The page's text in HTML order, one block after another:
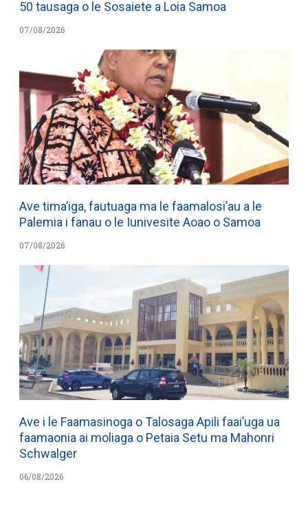
50 tausaga o le Sosaiete a Loia Samoa
07/08/2026
Ave tima’iga, fautuaga ma le faamalosi’au a le
Palemia i fanau o le Iunivesite Aoao o Samoa
07/08/2026
Ave i le Faamasinoga o Talosaga Apili faai’uga ua
faamaonia ai moliaga o Petaia Setu ma Mahonri
Schwalger
06/08/2026